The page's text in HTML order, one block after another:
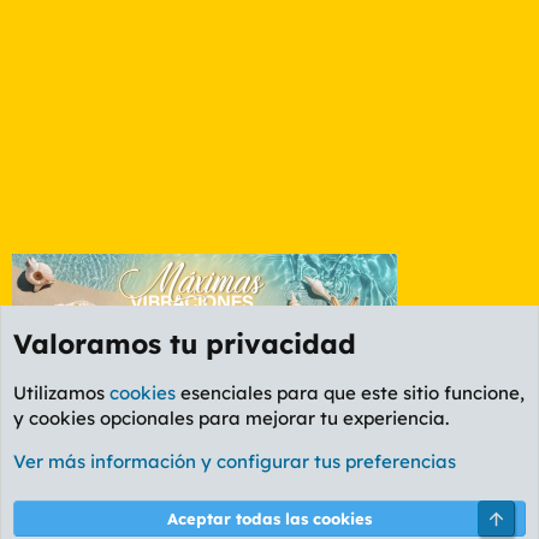
Foro Música
Cookies
PL OLDSTYLE AMARILLO
Términos y reglas Política de privacidad Ayuda
Valoramos tu privacidad
Utilizamos cookies esenciales para que este sitio funcione,
y cookies opcionales para mejorar tu experiencia.
Ver más información y configurar tus preferencias
Aceptar todas las cookies